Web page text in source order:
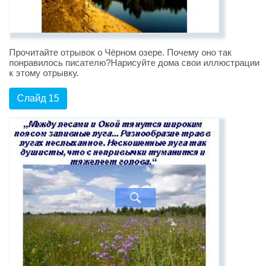
Прочитайте отрывок о Чёрном озере. Почему оно так
понравилось писателю?Нарисуйте дома свои иллюстрации
к этому отрывку.
Слайд 15